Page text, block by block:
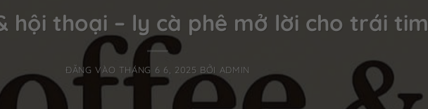
hội thoại – ly cà phê mở lời cho trái tim
ĐĂNG VÀO THÁNG 6 6, 2025 BỞI ADMIN